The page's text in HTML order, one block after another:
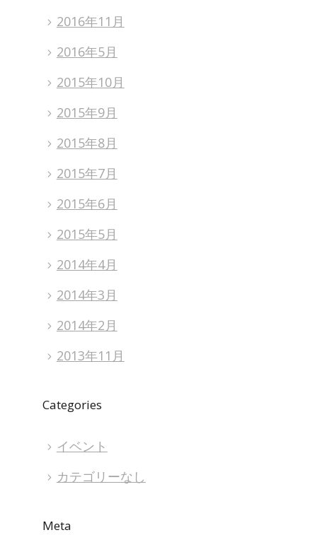
2016年11月
2016年5月
2015年10月
2015年9月
2015年8月
2015年7月
2015年6月
2015年5月
2014年4月
2014年3月
2014年2月
2013年11月
Categories
イベント
カテゴリーなし
Meta